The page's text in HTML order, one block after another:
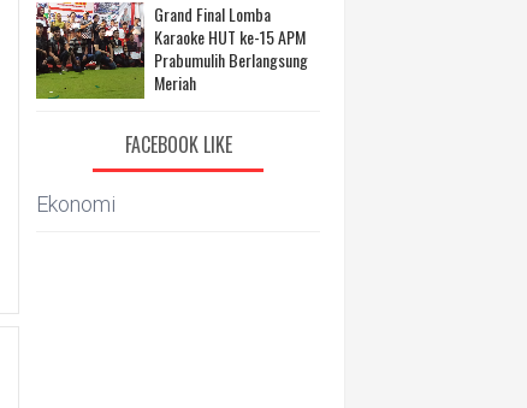
Grand Final Lomba
Karaoke HUT ke-15 APM
Prabumulih Berlangsung
Meriah
FACEBOOK LIKE
Ekonomi